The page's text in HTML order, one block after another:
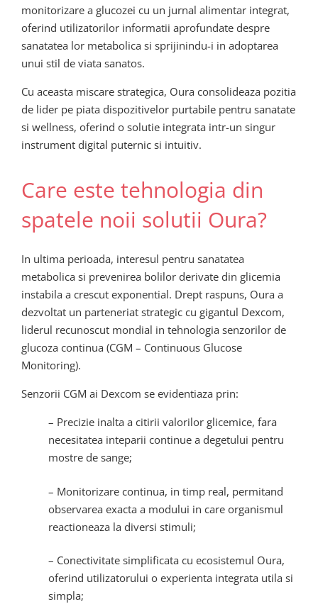
monitorizare a glucozei cu un jurnal alimentar integrat,
oferind utilizatorilor informatii aprofundate despre
sanatatea lor metabolica si sprijinindu-i in adoptarea
unui stil de viata sanatos.
Cu aceasta miscare strategica, Oura consolideaza pozitia
de lider pe piata dispozitivelor purtabile pentru sanatate
si wellness, oferind o solutie integrata intr-un singur
instrument digital puternic si intuitiv.
Care este tehnologia din
spatele noii solutii Oura?
In ultima perioada, interesul pentru sanatatea
metabolica si prevenirea bolilor derivate din glicemia
instabila a crescut exponential. Drept raspuns, Oura a
dezvoltat un parteneriat strategic cu gigantul Dexcom,
liderul recunoscut mondial in tehnologia senzorilor de
glucoza continua (CGM – Continuous Glucose
Monitoring).
Senzorii CGM ai Dexcom se evidentiaza prin:
– Precizie inalta a citirii valorilor glicemice, fara
necesitatea inteparii continue a degetului pentru
mostre de sange;
– Monitorizare continua, in timp real, permitand
observarea exacta a modului in care organismul
reactioneaza la diversi stimuli;
– Conectivitate simplificata cu ecosistemul Oura,
oferind utilizatorului o experienta integrata utila si
simpla;